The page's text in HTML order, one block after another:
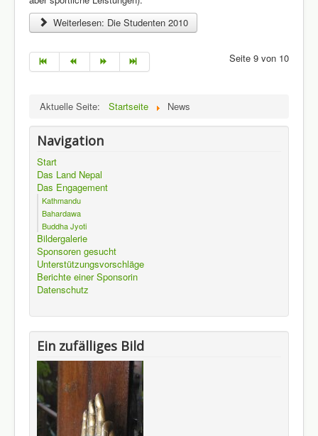
Weiterlesen: Die Studenten 2010
Seite 9 von 10
Aktuelle Seite: Startseite News
Navigation
Start
Das Land Nepal
Das Engagement
Kathmandu
Bahardawa
Buddha Jyoti
Bildergalerie
Sponsoren gesucht
Unterstützungsvorschläge
Berichte einer Sponsorin
Datenschutz
Ein zufälliges Bild